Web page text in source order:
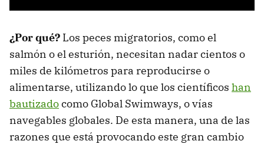
¿Por qué? Los peces migratorios, como el
salmón o el esturión, necesitan nadar cientos o
miles de kilómetros para reproducirse o
alimentarse, utilizando lo que los científicos han
bautizadocomo Global Swimways, o vías
navegables globales. De esta manera, una de las
razones que está provocando este gran cambio